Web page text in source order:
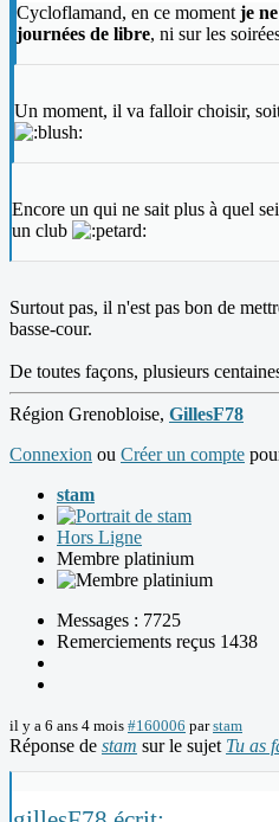
Cycloflamand, en ce moment je
journées de libre, ni sur les
Un moment, il va falloir choisir,
Encore un qui ne sait plus à quel
un club
Surtout pas, il n'est pas bon de
basse-cour.
De toutes façons, plusieurs
Région Grenobloise, GillesF78
Connexion ou Créer un compte
stam
Hors Ligne
Membre platinium
Messages : 7725
Remerciements reçus 1438
il y a 6 ans 4 mois #160006 parstam
Réponse de stam sur le sujet Tu as